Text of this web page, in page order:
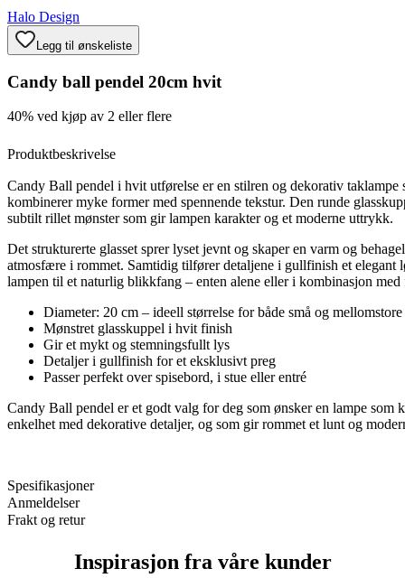
Halo Design
Legg til ønskeliste
Candy ball pendel 20cm hvit
40% ved kjøp av 2 eller flere
Produktbeskrivelse
Candy Ball pendel i hvit utførelse er en stilren og dekorativ taklampe
kombinerer myke former med spennende tekstur. Den runde
subtilt rillet mønster som gir lampen karakter og et moderne uttrykk.
Det strukturerte glasset sprer lyset jevnt og skaper en varm og
atmosfære i rommet. Samtidig tilfører detaljene i gullfinish et elegant
lampen til et naturlig blikkfang – enten alene eller i kombinasjon med
Diameter: 20 cm – ideell størrelse for både små og
Mønstret glasskuppel i hvit finish
Gir et mykt og stemningsfullt lys
Detaljer i gullfinish for et eksklusivt preg
Passer perfekt over spisebord, i stue eller entré
Candy Ball pendel er et godt valg for deg som ønsker en lampe som
enkelhet med dekorative detaljer, og som gir rommet et lunt og
Spesifikasjoner
Anmeldelser
Frakt og retur
Inspirasjon fra våre kunder